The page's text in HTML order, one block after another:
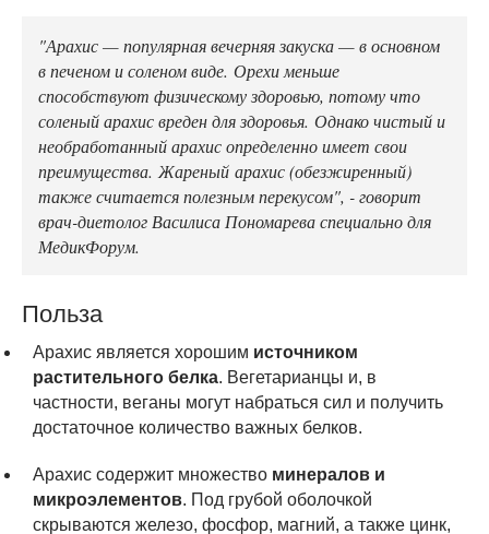
"Арахис — популярная вечерняя закуска — в основном
в печеном и соленом виде. Орехи меньше
способствуют физическому здоровью, потому что
соленый арахис вреден для здоровья. Однако чистый и
необработанный арахис определенно имеет свои
преимущества. Жареный арахис (обезжиренный)
также считается полезным перекусом", - говорит
врач-диетолог Василиса Пономарева специально для
МедикФорум.
Польза
Арахис является хорошим источником
растительного белка. Вегетарианцы и, в
частности, веганы могут набраться сил и получить
достаточное количество важных белков.
Арахис содержит множество минералов и
микроэлементов. Под грубой оболочкой
скрываются железо, фосфор, магний, а также цинк,